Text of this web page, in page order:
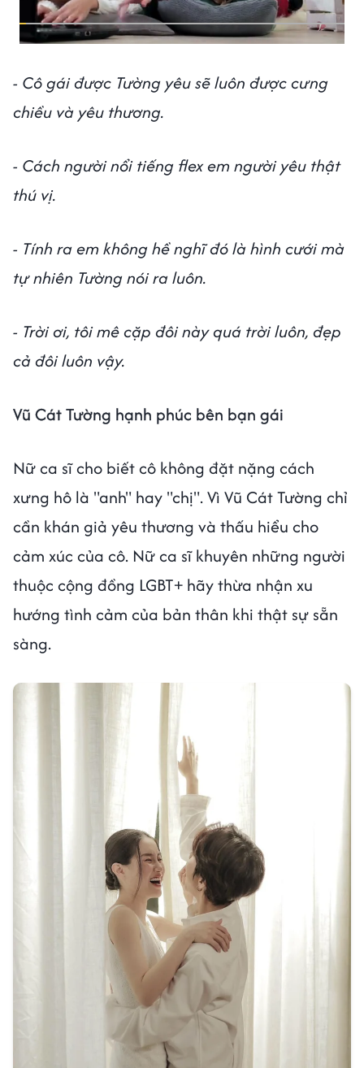
- Cô gái được Tường yêu sẽ luôn được cưng
chiều và yêu thương.
- Cách người nổi tiếng flex em người yêu thật
thú vị.
- Tính ra em không hề nghĩ đó là hình cưới mà
tự nhiên Tường nói ra luôn.
- Trời ơi, tôi mê cặp đôi này quá trời luôn, đẹp
cả đôi luôn vậy.
Vũ Cát Tường hạnh phúc bên bạn gái
Nữ ca sĩ cho biết cô không đặt nặng cách
xưng hô là "anh" hay "chị". Vì Vũ Cát Tường chỉ
cần khán giả yêu thương và thấu hiểu cho
cảm xúc của cô. Nữ ca sĩ khuyên những người
thuộc cộng đồng LGBT+ hãy thừa nhận xu
hướng tình cảm của bản thân khi thật sự sẵn
sàng.